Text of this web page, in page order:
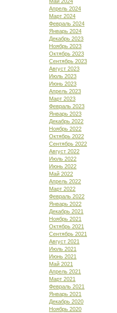
Апрель 2024
Март 2024
Февраль 2024
Январь 2024
Декабрь 2023
Ноябрь 2023
Октябрь 2023
Сентябрь 2023
Август 2023
Июль 2023
Июнь 2023
Апрель 2023
Март 2023
Февраль 2023
Январь 2023
Декабрь 2022
Ноябрь 2022
Октябрь 2022
Сентябрь 2022
Август 2022
Июль 2022
Июнь 2022
Май 2022
Апрель 2022
Март 2022
Февраль 2022
Январь 2022
Декабрь 2021
Ноябрь 2021
Октябрь 2021
Сентябрь 2021
Август 2021
Июль 2021
Июнь 2021
Май 2021
Апрель 2021
Март 2021
Февраль 2021
Январь 2021
Декабрь 2020
Ноябрь 2020